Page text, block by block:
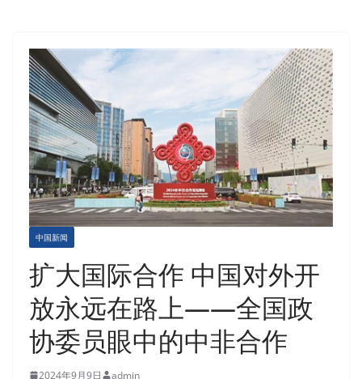
中国新闻
扩大国际合作 中国对外开
放永远在路上——全国政
协委员眼中的中非合作
2024年9月9日 admin